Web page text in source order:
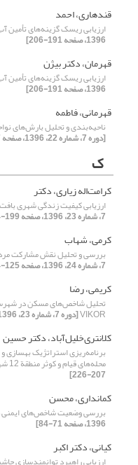
قندهاری، احمد
ارزیابی ریسک گزینه‌های تأمین
1396، صفحه 191-206]
قهرمان، دکتر بیژن
ارزیابی ریسک گزینه‌های تأمین
1396، صفحه 191-206]
قهرمانی، فاطمه
ناحیه‌بندی و تحلیل بارش‌های
[دوره 7، شماره 22، 1396، صفحه 57-70]
ک
کرامت‌اله زیاری، دکتر
ارزیابی کیفیت زندگی شهری
7، شماره 23، 1396، صفحه 199-214]
کرمی، شهاب
بررسی و تحلیل نقش مشارکت
7، شماره 24، 1396، صفحه 125-144]
کریمی، رضا
تحلیل شاخص‌های مسکن در
VIKOR[دوره 7، شماره 23، 1396، صفحه 61-76]
کلانتری‌خلیل‌آباد، دکتر حسین
برنامه‌ریزی استراتژیک
محله‌های قیام و کوثر منطقة 12 شهرداری تهران
207-226]
کمانداری، محسن
بررسی وضعیت شاخص‌های ایمنی
1396، صفحه 71-84]
کیانی، دکتر اکبر